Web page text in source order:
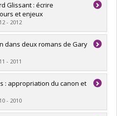
Glissant : écrire
et enjeux
- 2012
dans deux romans de Gary
- 2011
: appropriation du canon et
- 2010